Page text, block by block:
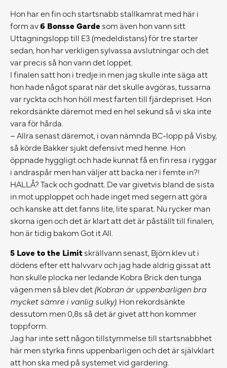
Hon har en fin och startsnabb stallkamrat med här i
form av6 Bonsse Garde som även hon vann sitt
Uttagningslopp till E3 (medeldistans) för tre starter
sedan, hon har verkligen sylvassa avslutningar och det
var precis så hon vann det loppet.
I finalen satt hon i tredje in men jag skulle inte säga att
hon hade något sparat när det skulle avgöras, tussarna
var ryckta och hon höll mest farten till fjärdepriset. Hon
rekordsänkte däremot med en hel sekund så vi ska inte
vara för hårda.
– Allra senast däremot, i ovan nämnda BC-lopp på Visby,
så körde Bakker sjukt defensivt med henne. Hon
öppnade hyggligt och hade kunnat få en fin resa i ryggar
i andraspår men han väljer att backa ner i femte in?!
HALLÅ? Tack och godnatt. De var givetvis bland de sista
in mot upploppet och hade inget med segern att göra
och kanske att det fanns lite, lite sparat. Nu rycker man
skorna igen och det är klart att det är påställt till finalen,
hon är tidig bakom Got it All.
5 Love to the Limitskrällvann senast, Björn klev ut i
dödens efter ett halvvarv och jag hade aldrig gissat att
hon skulle plocka ner ledande Kobra Brick den tunga
vägen men så blev det(Kobran är uppenbarligen bra
mycket sämre i vanlig sulky). Hon rekordsänkte
dessutom men 0,8s så det är givet att hon kommer
toppform.
Jag har inte sett någon tillstymmelse till startsnabbhet
här men styrka finns uppenbarligen och det är självklart
att hon ska med på systemet vid gardering.